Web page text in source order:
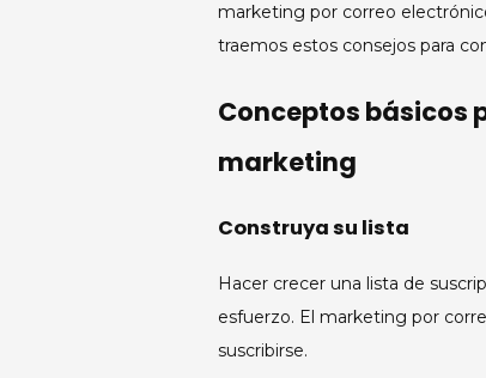
marketing por correo
traemos estos consejos para
Conceptos básicos
marketing
Construya su lista
Hacer crecer una lista de
esfuerzo. El marketing por
suscribirse.